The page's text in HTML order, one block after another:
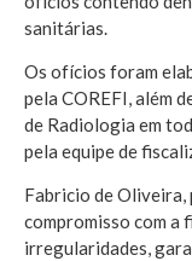
sanitárias.
Os ofícios foram
pela COREFI, além
de Radiologia em
pela equipe de
Fabricio de Oliveira,
compromisso com a
irregularidades,